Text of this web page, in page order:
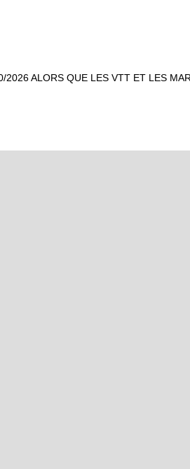
ALORS QUE LES VTT ET LES